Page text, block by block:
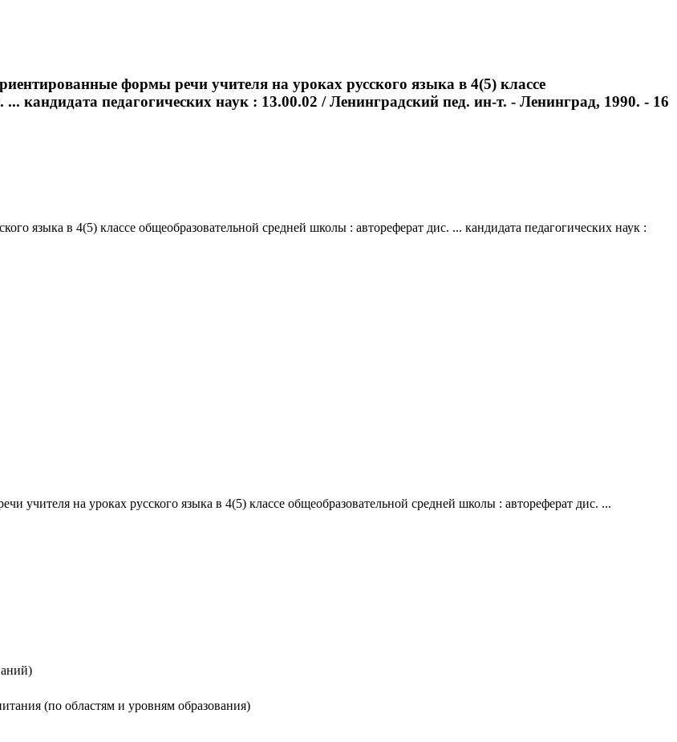
формы речи учителя на уроках русского языка в 4(5) классе
кандидата педагогических наук : 13.00.02 / Ленинградский пед. ин-т. - Ленинград, 1990. - 16
языка в 4(5) классе общеобразовательной средней школы : автореферат дис. ... кандидата педагогических наук :
учителя на уроках русского языка в 4(5) классе общеобразовательной средней школы : автореферат дис. ...
(по областям и уровням образования)